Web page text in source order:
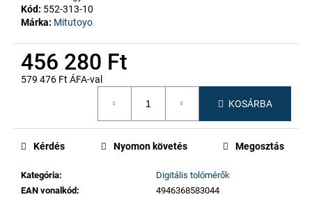
Kód: 552-313-10
Márka: Mitutoyo
456 280 Ft
579 476 Ft ÁFA-val
KOSÁRBA
Kategória:
Digitális tolómérők
EAN vonalkód :
4946368583044
Kérdés Nyomon követés Megosztás